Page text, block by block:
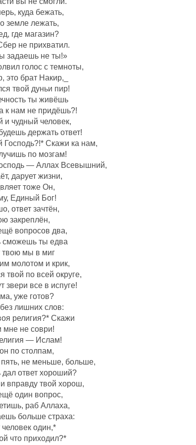
куда бежать,
земле лежать,
где магазин?
не прихватил.
задаешь не ты!»
голос с темноты,
это брат Накир,_
твой дуньи пир!
ты живёшь
к нам не придёшь?!
чудный человек,
держать ответ!
Господь?!* Скажи ка нам,
по мозгам!
— Аллах Всевышний,
дарует жизни,
тоже Он,
Единый Бог!
ответ зачтëн,
закреплëн,
вопросов два,
сможешь ты едва
твою мы в миг
молотом и крик,
твой по всей округе,
звери все в испуге!
уже готов?
лишних слов:
религия?* Скажи
мне не соври!
— Ислам!
по столпам,
пять, не меньше, больше,
ответ хороший?
вправду твой хорош,
один вопрос,
раб Аллаха,
больше страха:
человек один,*
что приходил?*